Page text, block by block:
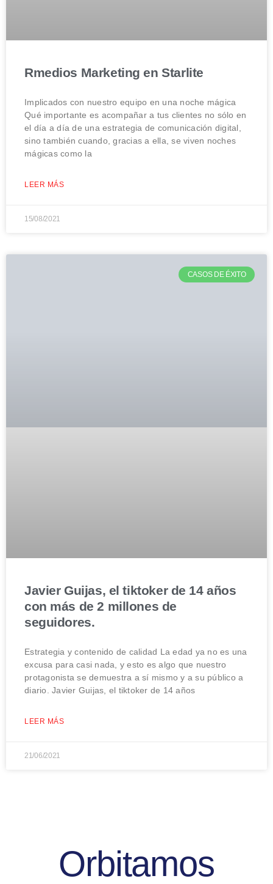
Rmedios Marketing en Starlite
Implicados con nuestro equipo en una noche mágica
Qué importante es acompañar a tus clientes no sólo en
el día a día de una estrategia de comunicación digital,
sino también cuando, gracias a ella, se viven noches
mágicas como la
LEER MÁS
15/08/2021
CASOS DE ÉXITO
Javier Guijas, el tiktoker de 14 años
con más de 2 millones de
seguidores.
Estrategia y contenido de calidad La edad ya no es una
excusa para casi nada, y esto es algo que nuestro
protagonista se demuestra a sí mismo y a su público a
diario. Javier Guijas, el tiktoker de 14 años
LEER MÁS
21/06/2021
Orbitamos